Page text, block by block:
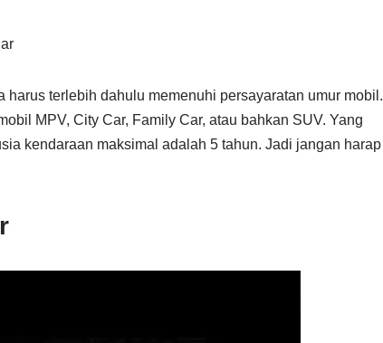
terlebih dahulu memenuhi persayaratan umur mobil.
MPV, City Car, Family Car, atau bahkan SUV. Yang
kendaraan maksimal adalah 5 tahun. Jadi jangan harap